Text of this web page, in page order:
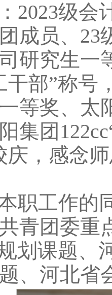
2023级会
成员、23
研究生一
干部”称号
等奖、太
集团
庆，感念
职工作的
青团委重
划课题、
、河北省